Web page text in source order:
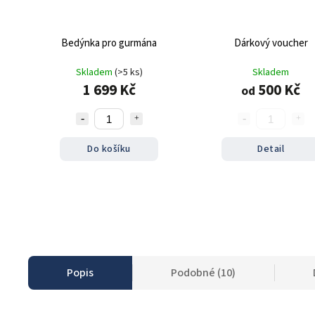
Bedýnka pro gurmána
Skladem (>5 ks)
1 699 Kč
Do košíku
Dárkový voucher
Skladem
od 500 Kč
Detail
Popis Podobné (10)